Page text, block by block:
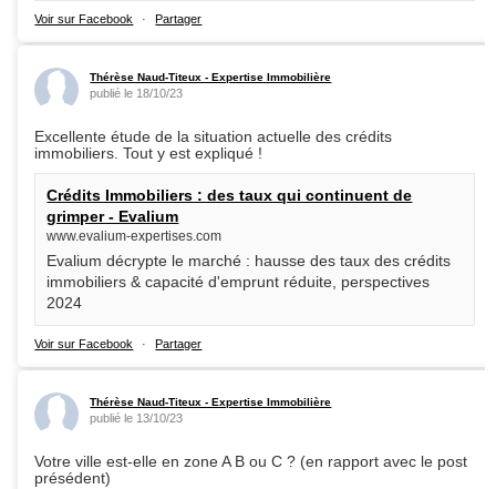
Voir sur Facebook · Partager
Thérèse Naud-Titeux - Expertise Immobilière
publié le 18/10/23
Excellente étude de la situation actuelle des crédits
immobiliers. Tout y est expliqué !
Crédits Immobiliers : des taux qui continuent de
grimper - Evalium
www.evalium-expertises.com
Evalium décrypte le marché : hausse des taux des crédits
immobiliers & capacité d'emprunt réduite, perspectives
2024
Voir sur Facebook · Partager
Thérèse Naud-Titeux - Expertise Immobilière
publié le 13/10/23
Votre ville est-elle en zone A B ou C ? (en rapport avec le post
présédent)